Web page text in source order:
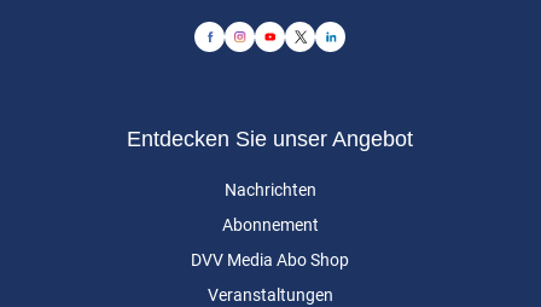
Entdecken Sie unser Angebot
Nachrichten
Abonnement
DVV Media Abo Shop
Veranstaltungen